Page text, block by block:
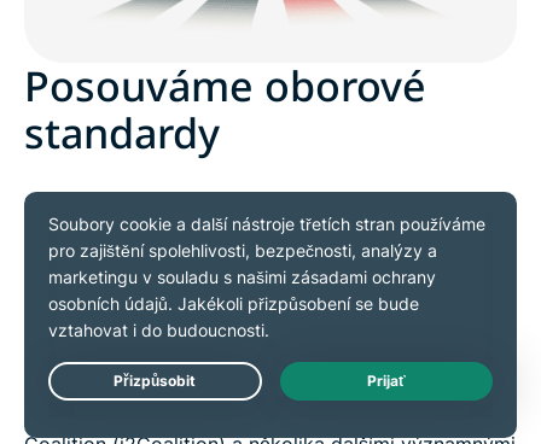
Posouváme oborové
standardy
Sami si nastavujeme vysokou laťku, ale pokud
chceme bezpečný a soukromý internet pro každého,
skončit u sebe nestačí – proto se snažíme
spolupracovat a zlepšovat standardy v celém oboru
VPN.
Live Chat